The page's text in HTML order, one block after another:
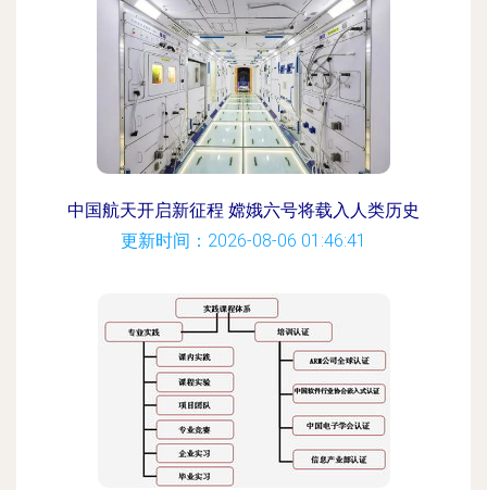
中国航天开启新征程 嫦娥六号将载入人类历史
更新时间：2026-08-06 01:46:41